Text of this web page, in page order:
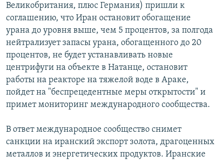
Великобритания, плюс Германия) пришли к
соглашению, что Иран остановит обогащение
урана до уровня выше, чем 5 процентов, за полгода
нейтрализует запасы урана, обогащенного до 20
процентов, не будет устанавливать новые
центрифуги на объекте в Натанце, остановит
работы на реакторе на тяжелой воде в Араке,
пойдет на "беспрецедентные меры открытости" и
примет мониторинг международного сообщества.
В ответ международное сообщество снимет
санкции на иранский экспорт золота, драгоценных
металлов и энергетических продуктов. Иранские